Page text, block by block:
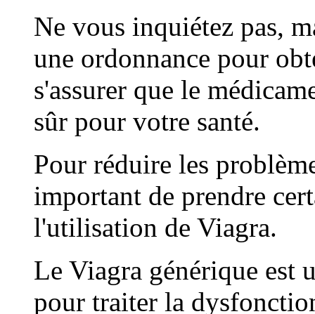
Ne vous inquiétez pas,
une ordonnance pour
s'assurer que le
sûr pour votre santé.
Pour réduire les
important de prendre
l'utilisation de Viagra.
Le Viagra générique est
pour traiter la